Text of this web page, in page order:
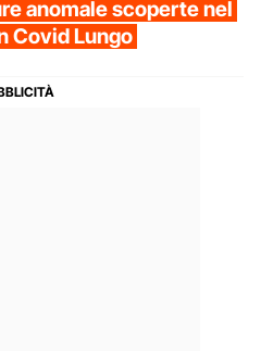
anomale scoperte nel
Covid Lungo